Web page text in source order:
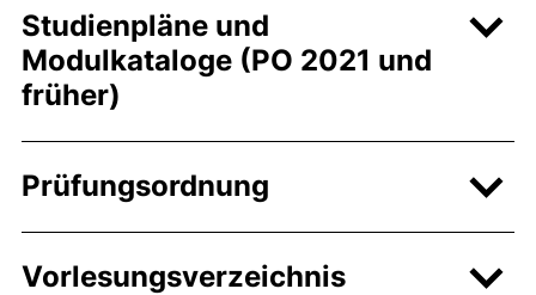
Studienpläne und
Modulkataloge (PO 2021 und
früher)
Prüfungsordnung
Vorlesungsverzeichnis